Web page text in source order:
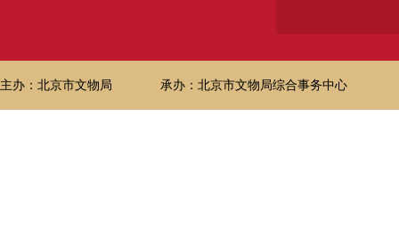
主办：北京市文物局 承办：北京市文物局综合事务中心